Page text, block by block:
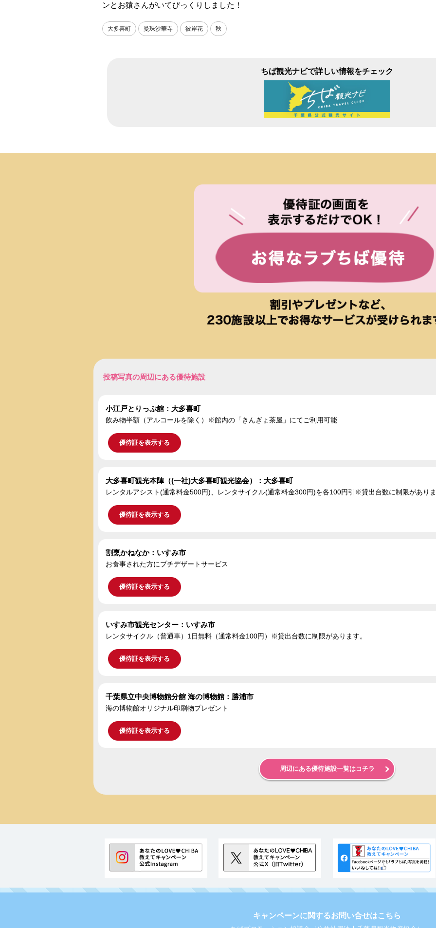
ンとお猿さんがいてびっくりしました！
大多喜町 曼珠沙華寺 彼岸花 秋
ちば観光ナビで詳しい情報をチェック
投稿写真の周辺にある優待施設
小江戸とりっぷ館：大多喜町
飲み物半額（アルコールを除く）※館内の「きんぎょ茶屋」にてご利用可能
優待証を表示する
大多喜町観光本陣（(一社)大多喜町観光協会）：大多喜町
レンタルアシスト(通常料金500円)、レンタサイクル(通常料金300円)を各100円引※貸出台数に制限があり
優待証を表示する
割烹かねなか：いすみ市
お食事された方にプチデザートサービス
優待証を表示する
いすみ市観光センター：いすみ市
レンタサイクル（普通車）1日無料（通常料金100円）※貸出台数に制限があります。
優待証を表示する
千葉県立中央博物館分館 海の博物館：勝浦市
海の博物館オリジナル印刷物プレゼント
優待証を表示する
周辺にある優待施設一覧はコチラ
キャンペーンに関するお問い合せはこちら